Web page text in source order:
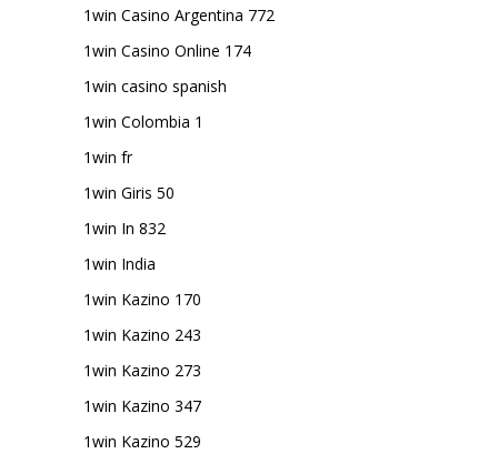
1win Casino Argentina 772
1win Casino Online 174
1win casino spanish
1win Colombia 1
1win fr
1win Giris 50
1win In 832
1win India
1win Kazino 170
1win Kazino 243
1win Kazino 273
1win Kazino 347
1win Kazino 529